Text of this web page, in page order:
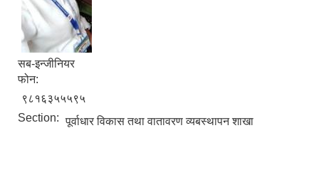
सब-इन्जीनियर
फोन:
९८१६३५५५९५
Section: पूर्वाधार विकास तथा वातावरण व्यबस्थापन शाखा